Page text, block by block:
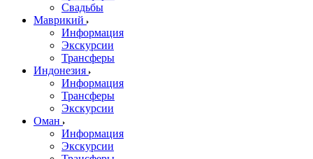
Свадьбы
Маврикий
Информация
Экскурсии
Трансферы
Индонезия
Информация
Трансферы
Экскурсии
Оман
Информация
Экскурсии